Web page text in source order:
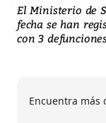
El Ministerio de
fecha se han
con 3
Encuentra más